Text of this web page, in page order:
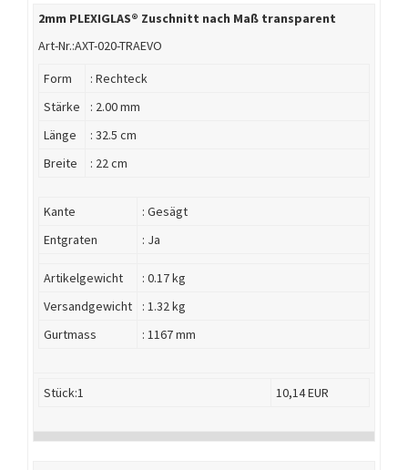
2mm PLEXIGLAS® Zuschnitt nach Maß transparent
Art-Nr.:AXT-020-TRAEVO
Form
: Rechteck
Stärke
: 2.00 mm
Länge
: 32.5 cm
Breite
: 22 cm
Kante
: Gesägt
Entgraten
: Ja
Artikelgewicht
: 0.17 kg
Versandgewicht
: 1.32 kg
Gurtmass
: 1167 mm
Stück:1 10,14 EUR